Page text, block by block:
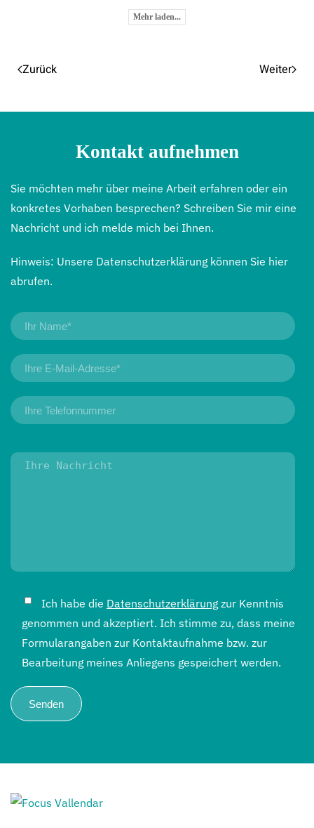
Mehr laden...
Zurück Weiter
Kontakt aufnehmen
Sie möchten mehr über meine Arbeit erfahren oder ein
konkretes Vorhaben besprechen? Schreiben Sie mir eine
Nachricht und ich melde mich bei Ihnen.
Hinweis: Unsere Datenschutzerklärung können Sie hier
abrufen.
Ich habe die Datenschutzerklärung zur Kenntnis
genommen und akzeptiert. Ich stimme zu, dass meine
Formularangaben zur Kontaktaufnahme bzw. zur
Bearbeitung meines Anliegens gespeichert werden.